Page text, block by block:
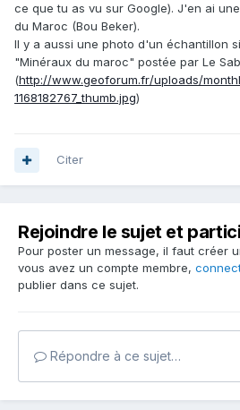
ce que tu as vu sur Google). J'en ai
du Maroc (Bou Beker).
Il y a aussi une photo d'un échantillon
"Minéraux du maroc" postée par Le
(http://www.geoforum.fr/uploads/
1168182767_thumb.jpg)
Citer
Rejoindre le sujet et
Pour poster un message, il faut créer
vous avez un compte membre,
publier dans ce sujet.
Répondre à ce sujet…